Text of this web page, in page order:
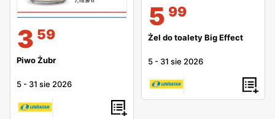
3 59
Piwo Żubr
5 - 31 sie 2026
5 99
Żel do toalety Big Effect
5 - 31 sie 2026